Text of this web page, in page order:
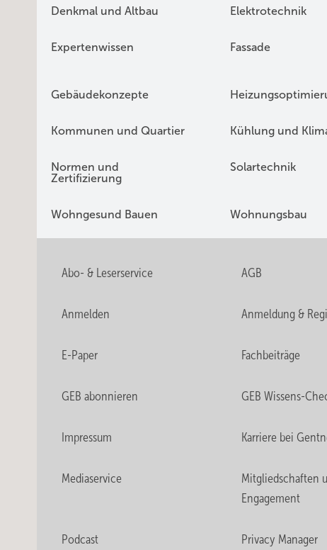
Denkmal und Altbau Elektrotechnik
Expertenwissen Fassade
Gebäudekonzepte
Kommunen und Quartier Kühlung und
Normen und
Zertifizierung
Solartechnik
Wohngesund Bauen Wohnungsbau
Abo- & Leserservice AGB
Anmelden Anmeldung &
E-Paper Fachbeiträge
GEB abonnieren GEB Wissens-
Impressum Karriere bei
Mediaservice
Mitgliedschaften
Engagement
Podcast Privacy Manager